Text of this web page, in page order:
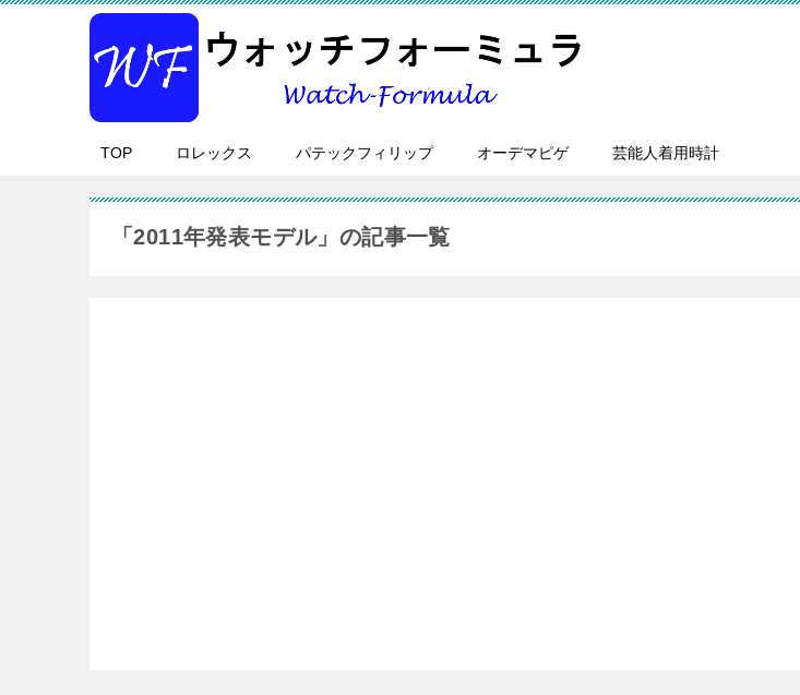
TOP ロレックス パテックフィリップ オーデマピゲ 芸能人着用時計
「2011年発表モデル」の記事一覧